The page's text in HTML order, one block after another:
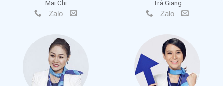
Mai Chi
Zalo
Trà Giang
Zalo